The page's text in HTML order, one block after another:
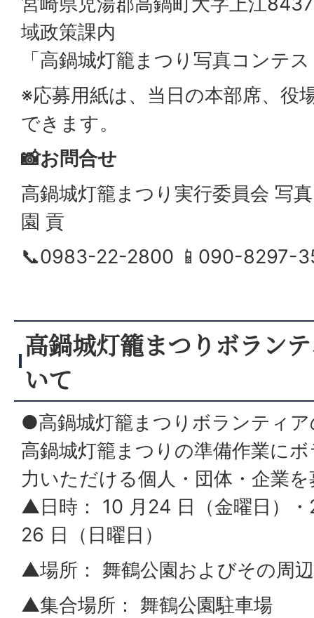
域政策課内
「高鍋城灯籠まつり写真コンテ
※応募用紙は、当日の本部席、役
できます。
📸お問合せ
高鍋城灯籠まつり実行委員会 写
園 貢
📞0983-22-2800 📱090-8297-
高鍋城灯籠まつりボラン
いて
●高鍋城灯籠まつりボランティ
高鍋城灯籠まつりの準備作業に
力いただける個人・団体・企業
▲日時： 10 月24 日（金曜日）
26 日（日曜日）
▲場所： 舞鶴公園およびその周辺
▲集合場所： 舞鶴公園駐車場